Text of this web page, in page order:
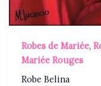
Robes de Mariée,
Mariée Rouges
Robe Belina